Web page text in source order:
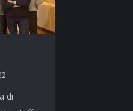
di